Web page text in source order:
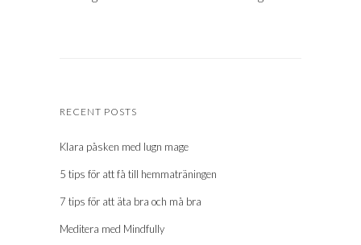
RECENT POSTS
Klara påsken med lugn mage
5 tips för att få till hemmaträningen
7 tips för att äta bra och må bra
Meditera med Mindfully